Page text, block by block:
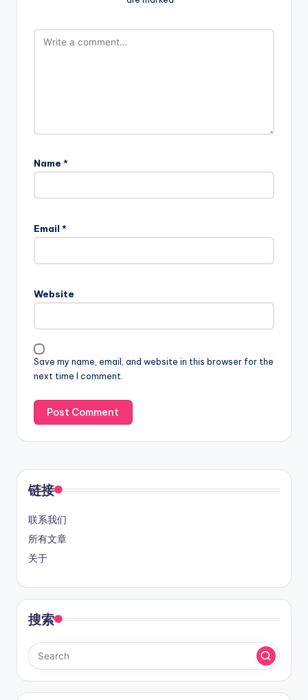
Name *
Email *
Website
Save my name, email, and website in this browser for the
next time I comment.
链接
联系我们
所有文章
关于
搜索